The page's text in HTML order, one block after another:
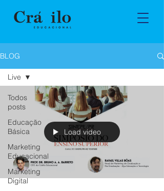
BLOG
Todos
posts
Educação
Básica
Marketing
Educacional
Marketing
Digital
Live
Load video